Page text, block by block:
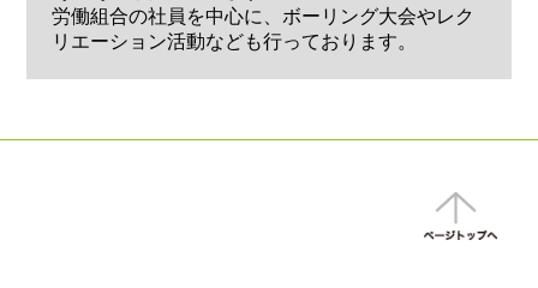
労働組合の社員を中心に、ボーリング大会やレク
リエーション活動なども行っております。